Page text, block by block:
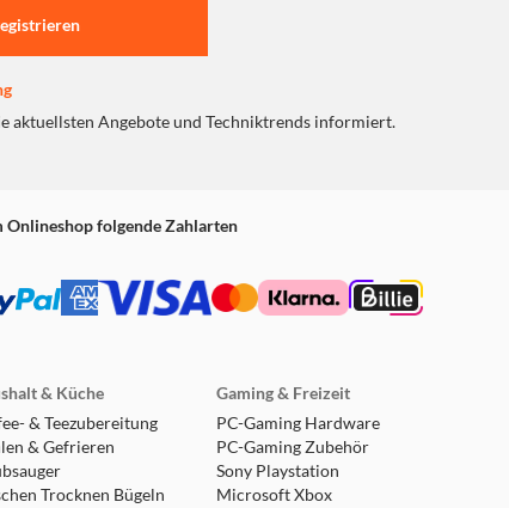
aktuellsten Angebote und Techniktrends informiert.
folgende Zahlarten
& Küche
& Teezubereitung
& Gefrieren
Trocknen Bügeln
Gaming & Freizeit
PC-Gaming Hardware
PC-Gaming Zubehör
Sony Playstation
Microsoft Xbox